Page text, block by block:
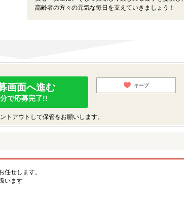
高齢者の方々の元気な毎日を支えていきましょう！
画面へ進む
で応募完了!!
キープ
アウトして保管をお願いします。
せします。
います